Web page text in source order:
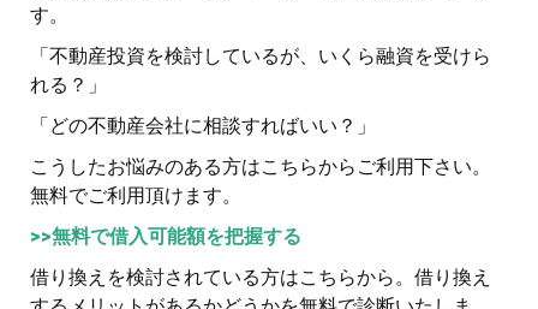
す。
「不動産投資を検討しているが、いくら融資を受けら
れる？」
「どの不動産会社に相談すればいい？」
こうしたお悩みのある方はこちらからご利用下さい。
無料でご利用頂けます。
>>無料で借入可能額を把握する
借り換えを検討されている方はこちらから。借り換え